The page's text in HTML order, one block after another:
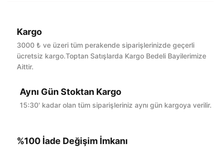
Bu ürüne ilk yorumu siz yapın!
Kargo
3000 ₺ ve üzeri tüm perakende siparişlerinizde geçerli
ücretsiz kargo.Toptan Satışlarda Kargo Bedeli Bayilerimize
Aittir.
Aynı Gün Stoktan Kargo
15:30' kadar olan tüm siparişleriniz aynı gün kargoya verilir.
%100 İade Değişim İmkanı